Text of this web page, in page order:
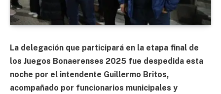
La delegación que participará en la etapa final de
los Juegos Bonaerenses 2025 fue despedida esta
noche por el intendente Guillermo Britos,
acompañado por funcionarios municipales y